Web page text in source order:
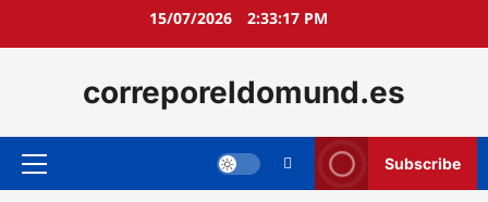
15/07/2026 2:33:19 PM
correporeldomund.es
Primary
Subscribe